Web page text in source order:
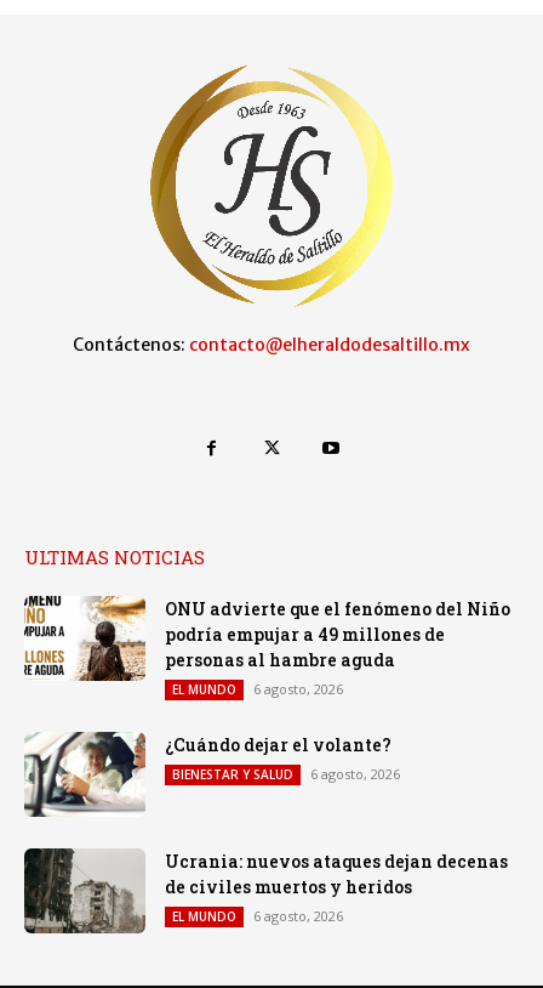
Contáctenos: contacto@elheraldodesaltillo.mx
ULTIMAS NOTICIAS
ONU advierte que el fenómeno del Niño
podría empujar a 49 millones de
personas al hambre aguda
EL MUNDO 6 agosto, 2026
¿Cuándo dejar el volante?
BIENESTAR Y SALUD 6 agosto, 2026
Ucrania: nuevos ataques dejan decenas
de civiles muertos y heridos
EL MUNDO 6 agosto, 2026